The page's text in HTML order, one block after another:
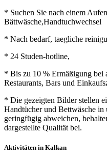
* Suchen Sie nach einem
Bättwäsche,Handtuchwechsel
* Nach bedarf, taegliche
* 24 Studen-hotline,
* Bis zu 10 % Ermäßigung bei
Restaurants, Bars und
* Die gezeigten Bilder stellen
Handtücher und Bettwäsche
geringfügig abweichen,
dargestellte Qualität bei.
Aktivitäten in Kalkan